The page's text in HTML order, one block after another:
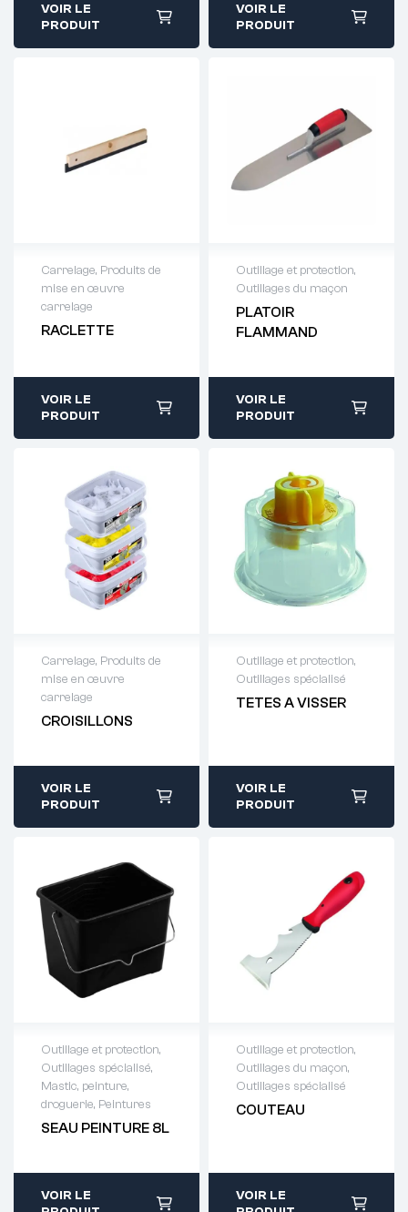
VOIR LE
PRODUIT
VOIR LE
PRODUIT
Carrelage, Produits de
mise en œuvre
carrelage
RACLETTE
Demande de
93 38
VOIR LE
PRODUIT
Outillage et protection,
Outillages du maçon
PLATOIR
FLAMMAND
devis : 01 64 88
93 38
VOIR LE
PRODUIT
Carrelage, Produits de
mise en œuvre
carrelage
CROISILLONS
Demande de
93 38
VOIR LE
PRODUIT
Outillage et protection,
Outillages spécialisé
TETES A VISSER
devis : 01 64 88
VOIR LE
PRODUIT
Outillage et protection,
Outillages spécialisé,
Mastic, peinture,
droguerie, Peintures
SEAU PEINTURE 8L
Demande de
devis : 01 64 88
VOIR LE
Outillage et protection,
Outillages du maçon,
Outillages spécialisé
COUTEAU
Demande de
93 38
VOIR LE